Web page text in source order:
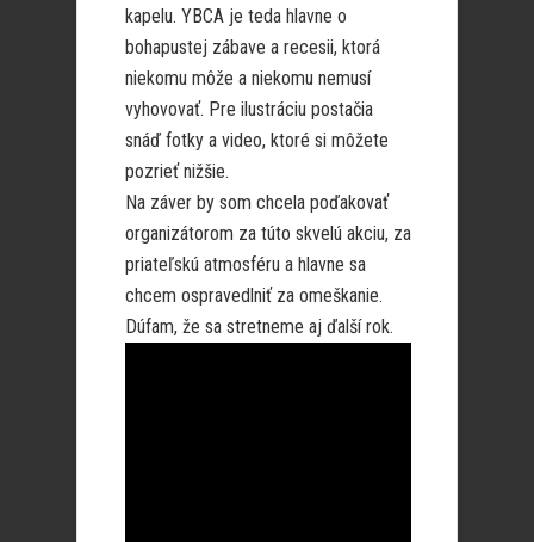
kapelu. YBCA je teda hlavne o
bohapustej zábave a recesii, ktorá
niekomu môže a niekomu nemusí
vyhovovať. Pre ilustráciu postačia
snáď fotky a video, ktoré si môžete
pozrieť nižšie.
Na záver by som chcela poďakovať
organizátorom za túto skvelú akciu, za
priateľskú atmosféru a hlavne sa
chcem ospravedlniť za omeškanie.
Dúfam, že sa stretneme aj ďalší rok.